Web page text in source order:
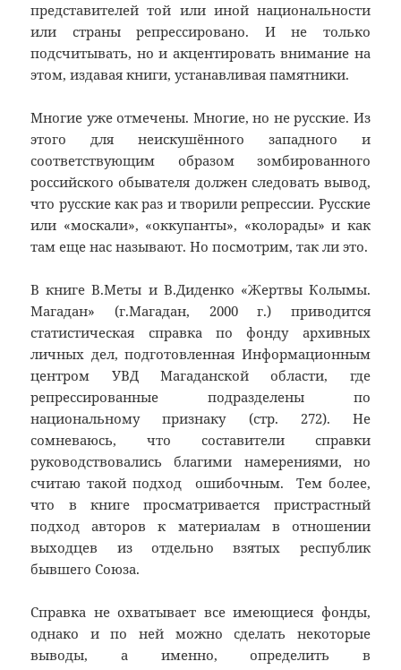
представителей той или иной национальности
или страны репрессировано. И не только
подсчитывать, но и акцентировать внимание на
этом, издавая книги, устанавливая памятники.
Многие уже отмечены. Многие, но не русские. Из
этого для неискушённого западного и
соответствующим образом зомбированного
российского обывателя должен следовать вывод,
что русские как раз и творили репрессии. Русские
или «москали», «оккупанты», «колорады» и как
там еще нас называют. Но посмотрим, так ли это.
В книге В.Меты и В.Диденко «Жертвы Колымы.
Магадан» (г.Магадан, 2000 г.) приводится
статистическая справка по фонду архивных
личных дел, подготовленная Информационным
центром УВД Магаданской области, где
репрессированные подразделены по
национальному признаку (стр. 272). Не
сомневаюсь, что составители справки
руководствовались благими намерениями, но
считаю такой подход ошибочным. Тем более,
что в книге просматривается пристрастный
подход авторов к материалам в отношении
выходцев из отдельно взятых республик
бывшего Союза.
Справка не охватывает все имеющиеся фонды,
однако и по ней можно сделать некоторые
выводы, а именно, определить в